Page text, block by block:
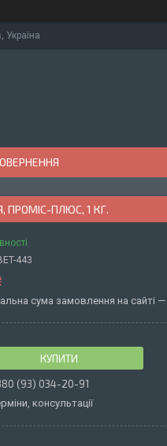
Україна
ПЛЮС, 1 КГ.
443
сума замовлення на сайті —
КУПИТИ
(93) 034-20-91
консультації